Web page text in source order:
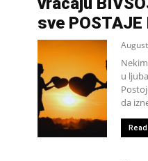
sve POSTAJE
u
da